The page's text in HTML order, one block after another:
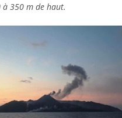
350 m de haut.